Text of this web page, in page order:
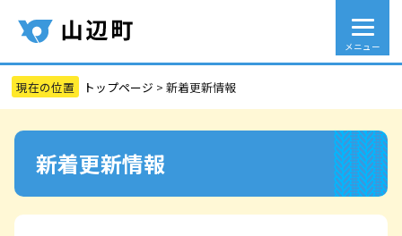
メニュー
トップページ >新着更新情報
新着更新情報